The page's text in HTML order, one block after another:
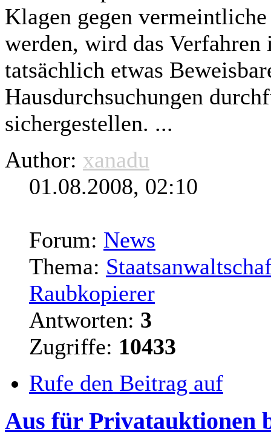
Klagen gegen
werden, wird das
tatsächlich etwas
Hausdurchsuchungen
sichergestellen. ...
Author: xanadu
01.08.2008, 02:10
Forum: News
Thema:
Raubkopierer
Antworten: 3
Zugriffe: 10433
Rufe den Beitrag auf
Aus für Privatauktionen